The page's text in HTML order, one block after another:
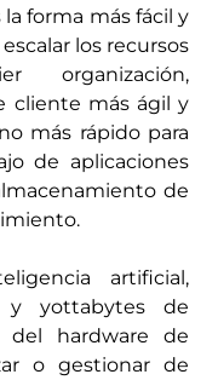
forma más fácil y
los recursos
organización,
cliente más ágil y
más rápido para
de aplicaciones
de
artificial,
yottabytes de
del hardware de
o gestionar de